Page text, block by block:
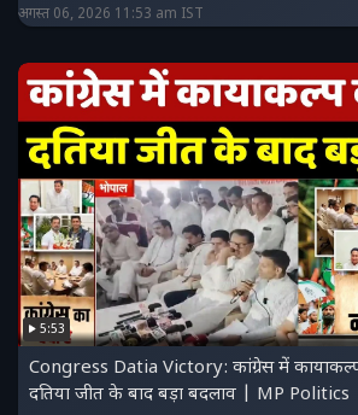
अगस्त 06, 2026 11:53 am IST
5:53
Congress Datia Victory: कांग्रेस में कायाकल्प
दतिया जीत के बाद बड़ा बदलाव | MP Politics